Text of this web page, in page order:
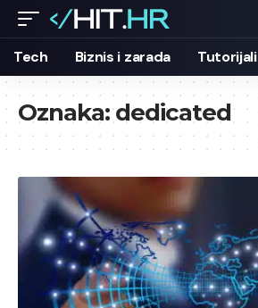
Tech Biznis i zarada Tutorijali
Oznaka:dedicated